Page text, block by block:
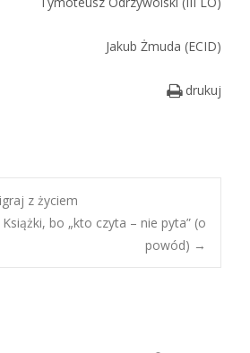
Jakub Żmuda (ECID)
drukuj
z życiem
bo „kto czyta – nie pyta” (o
powód) →